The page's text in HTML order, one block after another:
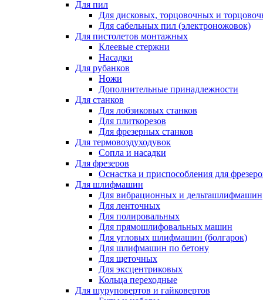
Для пил
Для дисковых, торцовочных и
Для сабельных пил (электроножовок)
Для пистолетов монтажных
Клеевые стержни
Насадки
Для рубанков
Ножи
Дополнительные принадлежности
Для станков
Для лобзиковых станков
Для плиткорезов
Для фрезерных станков
Для термовоздуходувок
Сопла и насадки
Для фрезеров
Оснастка и приспособления для
Для шлифмашин
Для вибрационных и дельташлифмашин
Для ленточных
Для полировальных
Для прямошлифовальных машин
Для угловых шлифмашин (болгарок)
Для шлифмашин по бетону
Для щеточных
Для эксцентриковых
Кольца переходные
Для шуруповертов и гайковертов